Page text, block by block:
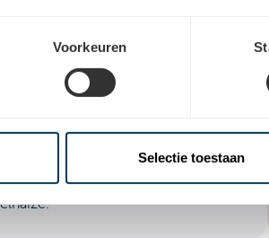
Voorkeuren
Selectie toestaan
in de Stationsstraat
1 uur gratis mag staan. Daarna is
van de Stationsstraat
"De Haan aan zee"